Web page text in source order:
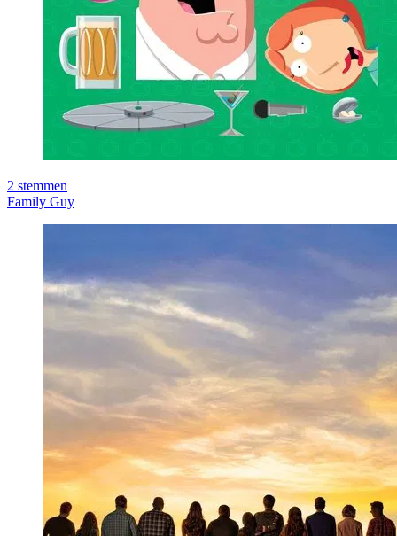
2 stemmen
Family Guy